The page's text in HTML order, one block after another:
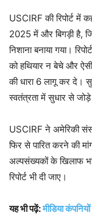
USCIRF की रिपोर्ट में
2025 में और बिगड़ी है,
निशाना बनाया गया।
को हथियार न बेचे और
की धारा 6 लागू कर दे।
स्वतंत्रता में सुधार से
USCIRF ने अमेरिकी
फिर से पारित करने की
अल्पसंख्यकों के खिलाफ
रिपोर्ट भी दी जाए।
यह भी पढ़ें:मीडिया